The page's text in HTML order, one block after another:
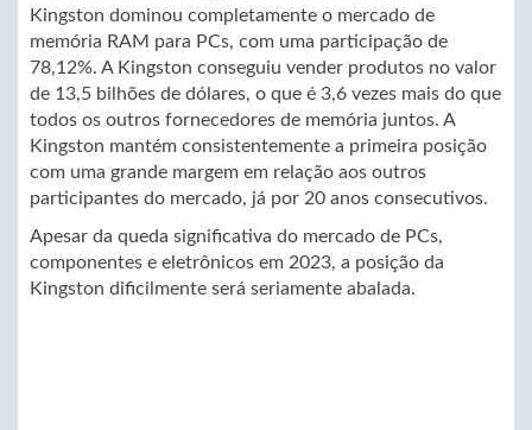
Kingston dominou completamente o mercado de
memória RAM para PCs, com uma participação de
78,12%. A Kingston conseguiu vender produtos no valor
de 13,5 bilhões de dólares, o que é 3,6 vezes mais do que
todos os outros fornecedores de memória juntos. A
Kingston mantém consistentemente a primeira posição
com uma grande margem em relação aos outros
participantes do mercado, já por 20 anos consecutivos.
Apesar da queda significativa do mercado de PCs,
componentes e eletrônicos em 2023, a posição da
Kingston dificilmente será seriamente abalada.